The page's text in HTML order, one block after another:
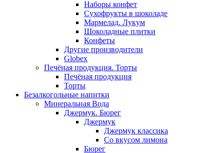
Наборы конфет
Сухофрукты в шоколаде
Мармелад. Лукум
Шоколадные плитки
Конфеты
Другие производители
Globex
Печёная продукция. Торты
Печёная продукция
Торты
Безалкогольные напитки
Минеральная Вода
Джермук. Бюрег
Джермук
Джермук классика
Со вкусом лимона
Бюрег